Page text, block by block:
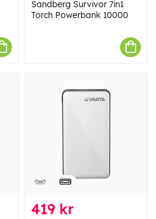
Sandberg Survivor 7in1
Torch Powerbank 10000
419 kr